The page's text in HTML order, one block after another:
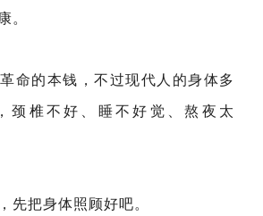
。
命的本钱，不过现代人的身体多
颈椎不好、睡不好觉、熬夜太
先把身体照顾好吧。